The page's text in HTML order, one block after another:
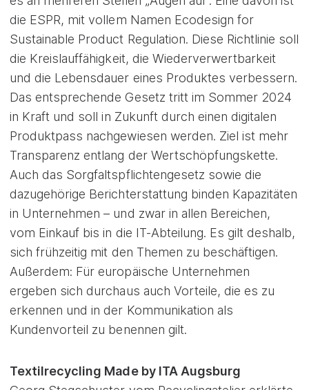
die ESPR, mit vollem Namen Ecodesign for
Sustainable Product Regulation. Diese Richtlinie soll
die Kreislauffähigkeit, die Wiederverwertbarkeit
und die Lebensdauer eines Produktes verbessern.
Das entsprechende Gesetz tritt im Sommer 2024
in Kraft und soll in Zukunft durch einen digitalen
Produktpass nachgewiesen werden. Ziel ist mehr
Transparenz entlang der Wertschöpfungskette.
Auch das Sorgfaltspflichtengesetz sowie die
dazugehörige Berichterstattung binden Kapazitäten
in Unternehmen – und zwar in allen Bereichen,
vom Einkauf bis in die IT-Abteilung. Es gilt deshalb,
sich frühzeitig mit den Themen zu beschäftigen.
Außerdem: Für europäische Unternehmen
ergeben sich durchaus auch Vorteile, die es zu
erkennen und in der Kommunikation als
Kundenvorteil zu benennen gilt.
Textilrecycling Made by ITA Augsburg